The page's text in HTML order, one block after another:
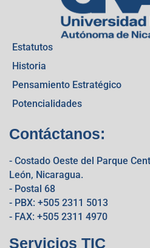
Estatutos
Historia
Pensamiento Estratégico
Potencialidades
Contáctanos:
- Costado Oeste del Parque
León, Nicaragua.
- Postal 68
- PBX: +505 2311 5013
- FAX: +505 2311 4970
Servicios TIC